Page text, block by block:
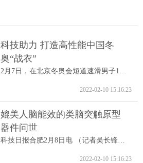
科技助力 打造高性能中国冬
奥“战衣”
2月7日，在北京冬奥会短道速滑男子1000米A...
2022-02-10 15:16:23
媲美人脑能效的类脑突触原型
器件问世
科技日报合肥2月8日电 （记者吴长锋）8日...
2022-02-10 15:16:23